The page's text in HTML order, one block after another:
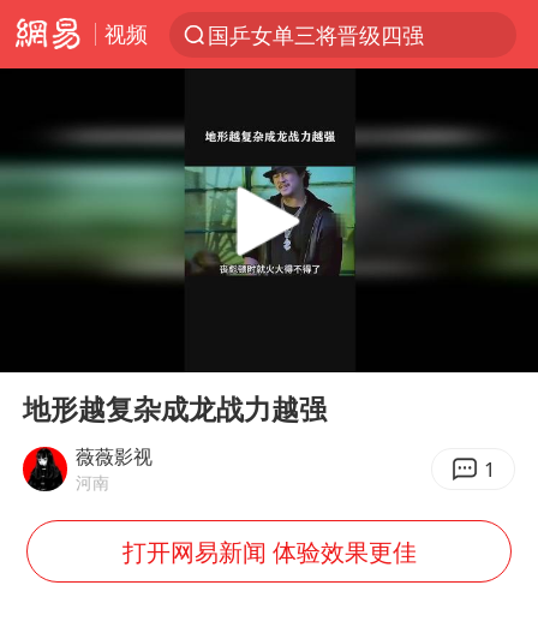
视频
国乒女单三将晋级四强
马克·艾伦退出斯诺克中国公开赛
新疆优化调整景区内自驾服务费
央视新主播李秋莹孙亚鹏亮相
全民健身事业高质量发展
老挝国会主席赛宋蓬逝世
夏日经济乘“热”而上 消费市场向“新”而行
Play
地形越复杂成龙战力越强
薇薇影视
河南 1
打开网易新闻 体验效果更佳